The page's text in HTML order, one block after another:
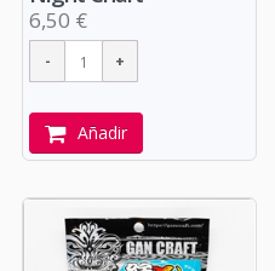
6,50 €
Añadir